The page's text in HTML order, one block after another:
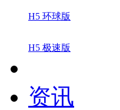
H5 环球版
H5 极速版
资讯